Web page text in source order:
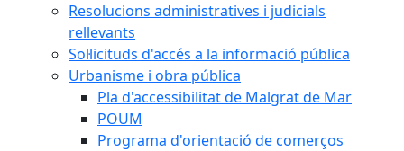
Resolucions administratives i judicials
rellevants
Sol·licituds d'accés a la informació pública
Urbanisme i obra pública
Pla d'accessibilitat de Malgrat de Mar
POUM
Programa d'orientació de comerços